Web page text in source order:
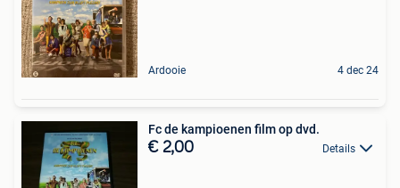
Ardooie 4 dec 24
Fc de kampioenen film op dvd.
€ 2,00 Details